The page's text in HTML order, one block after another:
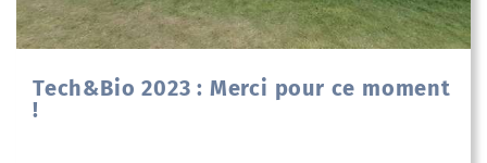
Tech&Bio 2023 : Merci pour ce moment
!